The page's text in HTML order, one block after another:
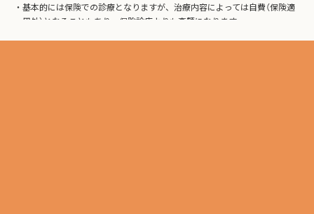
基本的には保険での診療となりますが、治療内容によっては自費（保険適
用外）となることもあり、保険診療よりも高額になります。